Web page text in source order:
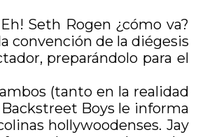
Seth Rogen ¿cómo va?
convención de la diégesis
preparándolo para el
(tanto en la realidad
Boys le informa
hollywoodenses. Jay